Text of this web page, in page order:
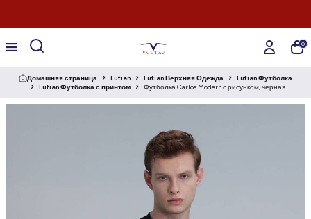
0
Домашняя страница Lufian Lufian Верхняя Одежда
Lufian Футболка
Lufian Футболка с принтом
Футболка Carlos Modern с рисунком, черная